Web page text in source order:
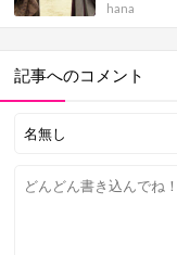
hana
記事へのコメント